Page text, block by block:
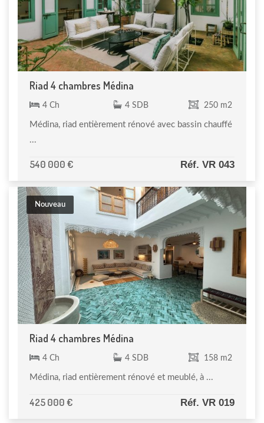
Riad 4 chambres Médina
4 Ch 4 SDB 250 m2
Médina, riad entièrement rénové avec bassin chauffé
...
540 000 € Réf. VR 043
Nouveau
Riad 4 chambres Médina
4 Ch 4 SDB 158 m2
Médina, riad entièrement rénové et meublé, à ...
425 000 € Réf. VR 019